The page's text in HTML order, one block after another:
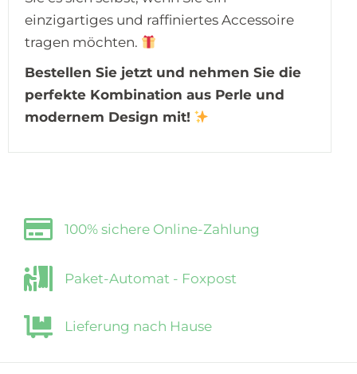
einzigartiges und raffiniertes Accessoire
tragen möchten.
Bestellen Sie jetzt und nehmen Sie die
perfekte Kombination aus Perle und
modernem Design mit!
100% sichere Online-Zahlung
Paket-Automat - Foxpost
Lieferung nach Hause